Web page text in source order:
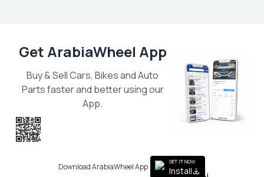
Get ArabiaWheel App
Buy & Sell Cars, Bikes and Auto
Parts faster and better using our
App.
Download ArabiaWheel App
GET IT NOW
Install